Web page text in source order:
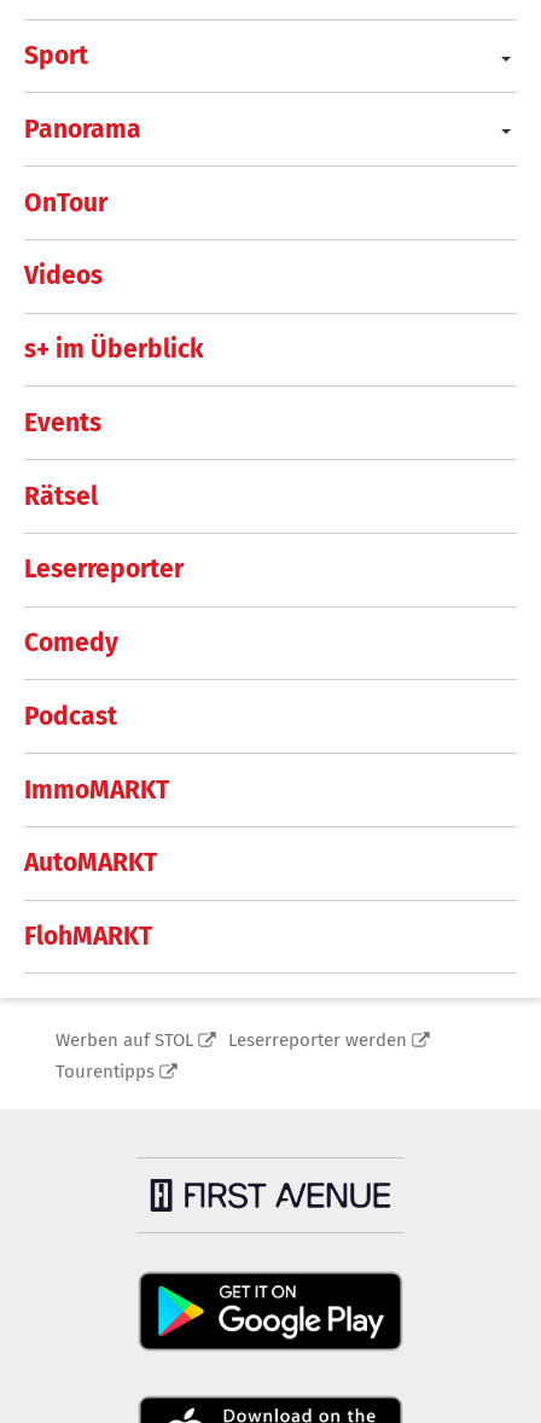
Sport
Panorama
OnTour
Videos
s+ im Überblick
Events
Rätsel
Leserreporter
Comedy
Podcast
ImmoMARKT
AutoMARKT
FlohMARKT
Werben auf STOL
Leserreporter werden
Tourentipps